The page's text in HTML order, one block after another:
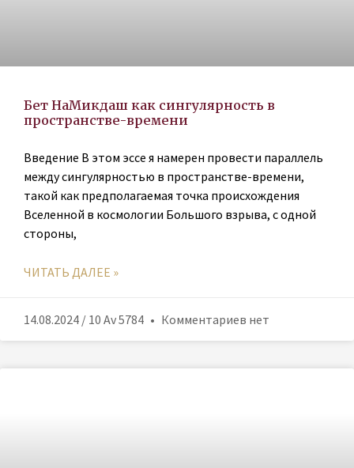
Бет HaМикдаш как сингулярность в
пространстве-времени
Введение В этом эссе я намерен провести параллель
между сингулярностью в пространстве-времени,
такой как предполагаемая точка происхождения
Вселенной в космологии Большого взрыва, с одной
стороны,
ЧИТАТЬ ДАЛЕЕ »
14.08.2024 / 10 Av 5784 Комментариев нет